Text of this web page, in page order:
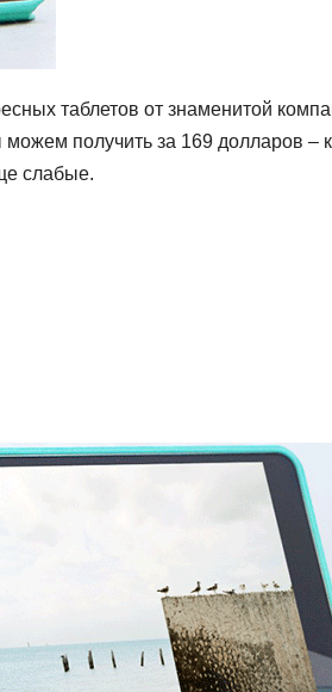
таблетов от знаменитой
получить за 169 долларов –
слабые.